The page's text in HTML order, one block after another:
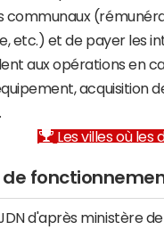
communaux
etc.) et de payer les
aux opérations en
acquisition
Les villes où les
d'après ministère